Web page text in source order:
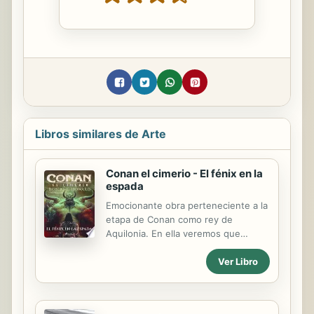
Libros similares de Arte
Conan el cimerio - El fénix en la
espada
Emocionante obra perteneciente a la
etapa de Conan como rey de
Aquilonia. En ella veremos que
empieza a fraguarse una
conspiración para derrocar al
cimmerio del trono de Aquilonia por
oponen a él. La vida de Conan estará
Ver Libro